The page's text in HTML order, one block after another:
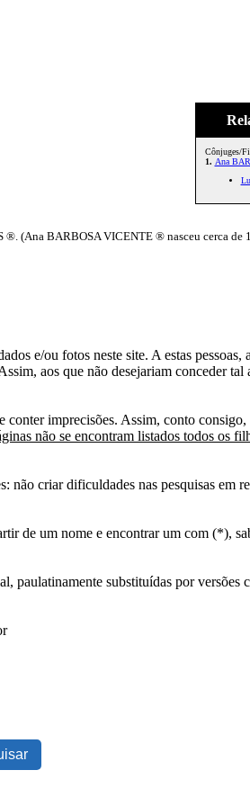
Cônjuges/
1. Ana
(Ana BARBOSA VICENTE ® nasceu cerca de
e/ou fotos neste site. A estas pessoas,
aos que não desejariam conceder
imprecisões. Assim, conto consigo,
não se encontram listados todos os
não criar dificuldades nas pesquisas em
de um nome e encontrar um com (*),
paulatinamente substituídas por versões